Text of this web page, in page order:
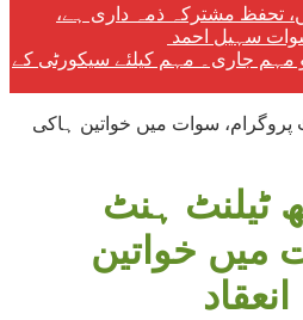
تحفظ مشترکہ ذمہ داری ہے،
سہیل احمد
مہم جاری۔ مہم کیلئے سیکورٹی کے
ٹیلنٹ ہنٹ
میں خواتین